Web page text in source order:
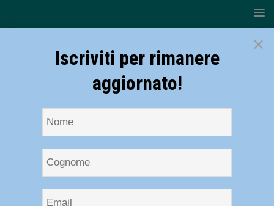
×
Iscriviti per rimanere
aggiornato!